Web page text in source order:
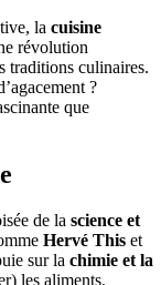
la cuisine
révolution
traditions culinaires.
?
que
de la science et
Hervé This et
sur la chimie et la
les aliments.